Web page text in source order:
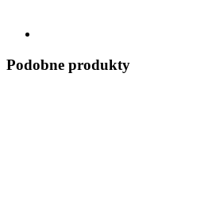
Podobne produkty